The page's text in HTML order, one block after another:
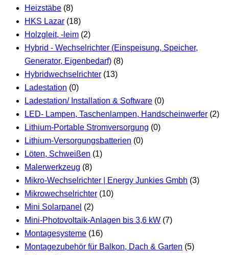
Heizstäbe (8)
HKS Lazar (18)
Holzgleit, -leim (2)
Hybrid - Wechselrichter (Einspeisung, Speicher,
Generator, Eigenbedarf) (8)
Hybridwechselrichter (13)
Ladestation (0)
Ladestation/ Installation & Software (0)
LED- Lampen, Taschenlampen, Handscheinwerfer (2)
Lithium-Portable Stromversorgung (0)
Lithium-Versorgungsbatterien (0)
Löten, Schweißen (1)
Malerwerkzeug (8)
Mikro-Wechselrichter | Energy Junkies Gmbh (3)
Mikrowechselrichter (10)
Mini Solarpanel (2)
Mini-Photovoltaik-Anlagen bis 3,6 kW (7)
Montagesysteme (16)
Montagezubehör für Balkon, Dach & Garten (5)